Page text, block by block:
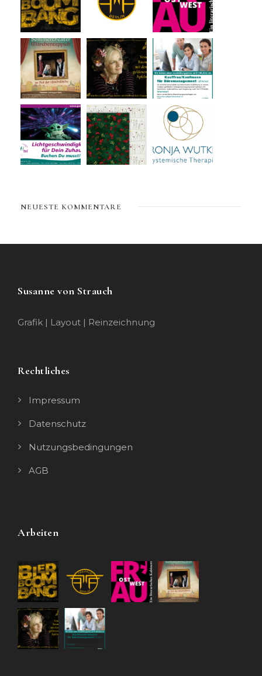
NEUESTE KOMMENTARE
Susanne von Strauch
Grafik | Layout | Reinzeichnung
Rechtliches
Impressum
Datenschutz
Nutzungsbedingungen
AGB
Arbeiten